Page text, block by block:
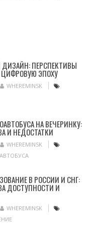
ДИЗАЙН: ПЕРСПЕКТИВЫ
ЭПОХУ
WHEREMINSK
НА ВЕЧЕРИНКУ:
И НЕДОСТАТКИ
WHEREMINSK
В РОССИИ И СНГ:
ДОСТУПНОСТИ И
WHEREMINSK